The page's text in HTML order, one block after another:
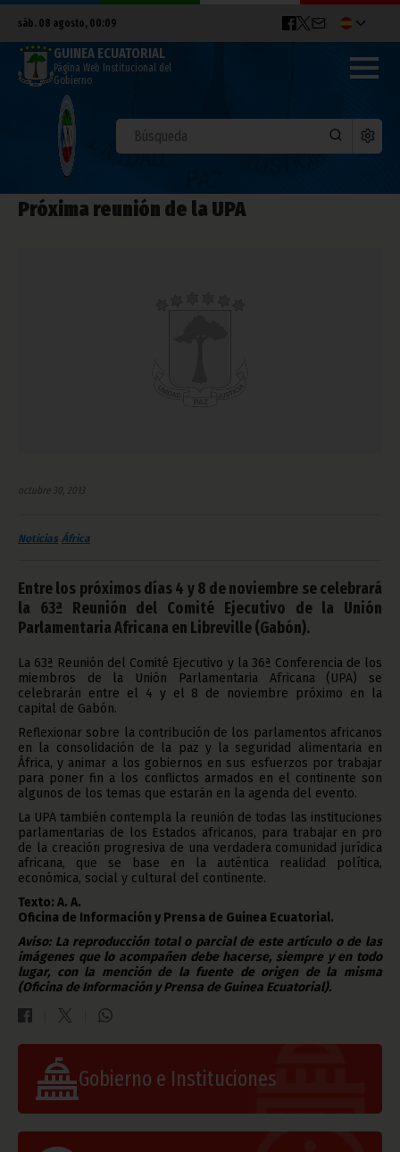
sáb. 08 agosto, 00:09
GUINEA ECUATORIAL
Página Web Institucional del
Gobierno
Próxima reunión de la UPA
octubre 30, 2013
Noticias África
Entre los próximos días 4 y 8 de noviembre se celebrará
la 63ª Reunión del Comité Ejecutivo de la Unión
Parlamentaria Africana en Libreville (Gabón).
La 63ª Reunión del Comité Ejecutivo y la 36ª Conferencia de los
miembros de la Unión Parlamentaria Africana (UPA) se
celebrarán entre el 4 y el 8 de noviembre próximo en la
capital de Gabón.
Reflexionar sobre la contribución de los parlamentos africanos
en la consolidación de la paz y la seguridad alimentaria en
África, y animar a los gobiernos en sus esfuerzos por trabajar
para poner fin a los conflictos armados en el continente son
algunos de los temas que estarán en la agenda del evento.
La UPA también contempla la reunión de todas las instituciones
parlamentarias de los Estados africanos, para trabajar en pro
de la creación progresiva de una verdadera comunidad jurídica
africana, que se base en la auténtica realidad política,
económica, social y cultural del continente.
Texto: A. A.
Oficina de Información y Prensa de Guinea Ecuatorial.
Aviso: La reproducción total o parcial de este artículo o de las
imágenes que lo acompañen debe hacerse, siempre y en todo
lugar, con la mención de la fuente de origen de la misma
(Oficina de Información y Prensa de Guinea Ecuatorial).
Gobierno e Instituciones